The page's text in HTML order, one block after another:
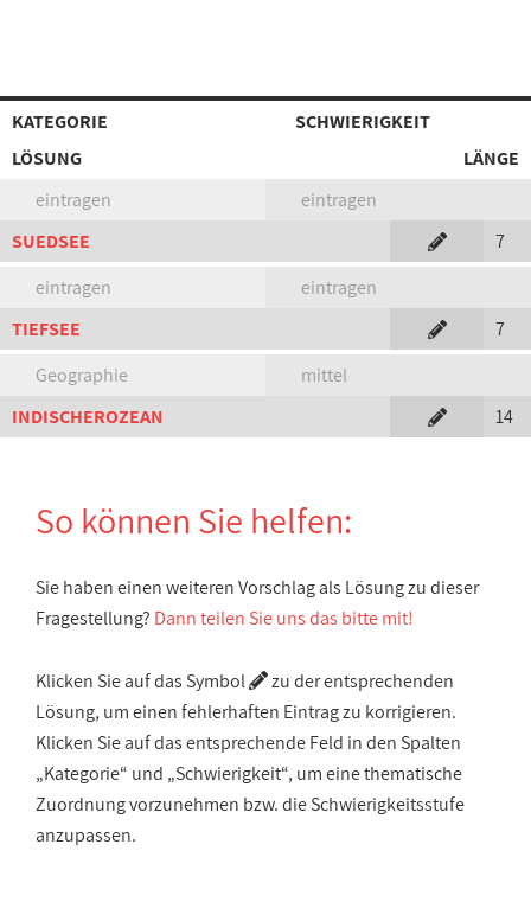
KATEGORIE
SCHWIERIGKEIT
LÖSUNG
LÄNGE
eintragen
eintragen
SUEDSEE
7
eintragen
eintragen
TIEFSEE
7
Geographie
mittel
INDISCHEROZEAN
14
So können Sie helfen:
Sie haben einen weiteren Vorschlag als Lösung zu dieser
Fragestellung? Dann teilen Sie uns das bitte mit!
Klicken Sie auf das Symbol
zu der entsprechenden
Lösung, um einen fehlerhaften Eintrag zu korrigieren.
Klicken Sie auf das entsprechende Feld in den Spalten
„Kategorie“ und „Schwierigkeit“, um eine thematische
Zuordnung vorzunehmen bzw. die Schwierigkeitsstufe
anzupassen.